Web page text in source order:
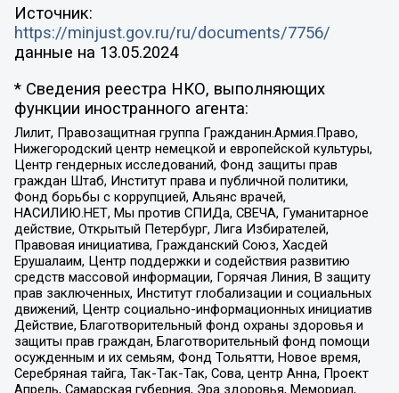
Источник:
https://minjust.gov.ru/ru/documents/7756/
данные на 13.05.2024
* Сведения реестра НКО, выполняющих
функции иностранного агента:
Лилит, Правозащитная группа Гражданин.Армия.Право,
Нижегородский центр немецкой и европейской культуры,
Центр гендерных исследований, Фонд защиты прав
граждан Штаб, Институт права и публичной политики,
Фонд борьбы с коррупцией, Альянс врачей,
НАСИЛИЮ.НЕТ, Мы против СПИДа, СВЕЧА, Гуманитарное
действие, Открытый Петербург, Лига Избирателей,
Правовая инициатива, Гражданский Союз, Хасдей
Ерушалаим, Центр поддержки и содействия развитию
средств массовой информации, Горячая Линия, В защиту
прав заключенных, Институт глобализации и социальных
движений, Центр социально-информационных инициатив
Действие, Благотворительный фонд охраны здоровья и
защиты прав граждан, Благотворительный фонд помощи
осужденным и их семьям, Фонд Тольятти, Новое время,
Серебряная тайга, Так-Так-Так, Сова, центр Анна, Проект
Апрель, Самарская губерния, Эра здоровья, Мемориал,